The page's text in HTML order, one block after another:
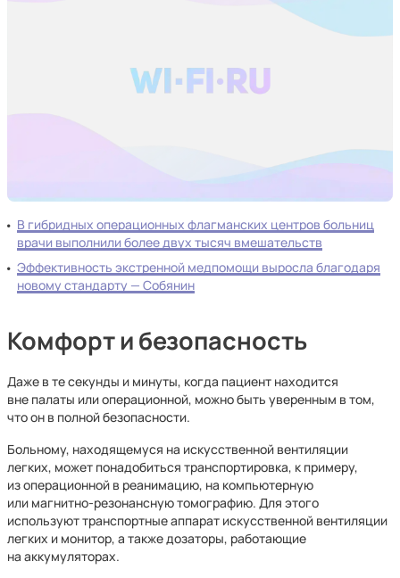
В гибридных операционных флагманских центров больниц
врачи выполнили более двух тысяч вмешательств
Эффективность экстренной медпомощи выросла благодаря
новому стандарту — Собянин
Комфорт и безопасность
Даже в те секунды и минуты, когда пациент находится
вне палаты или операционной, можно быть уверенным в том,
что он в полной безопасности.
Больному, находящемуся на искусственной вентиляции
легких, может понадобиться транспортировка, к примеру,
из операционной в реанимацию, на компьютерную
или магнитно-резонансную томографию. Для этого
используют транспортные аппарат искусственной вентиляции
легких и монитор, а также дозаторы, работающие
на аккумуляторах.